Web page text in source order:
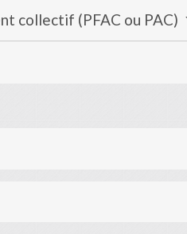
collectif (PFAC ou PAC)